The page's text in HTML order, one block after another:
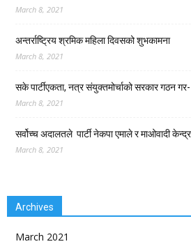
March 8, 2021
अन्तर्राष्ट्रिय श्रमिक महिला दिवसको शुभकामना
March 8, 2021
सके पार्टीएकता, नत्र संयुक्तमोर्चाको सरकार गठन
March 8, 2021
सर्वोच्च अदालतले पार्टी नेकपा एमाले र माओवादी
March 8, 2021
Archives
March 2021